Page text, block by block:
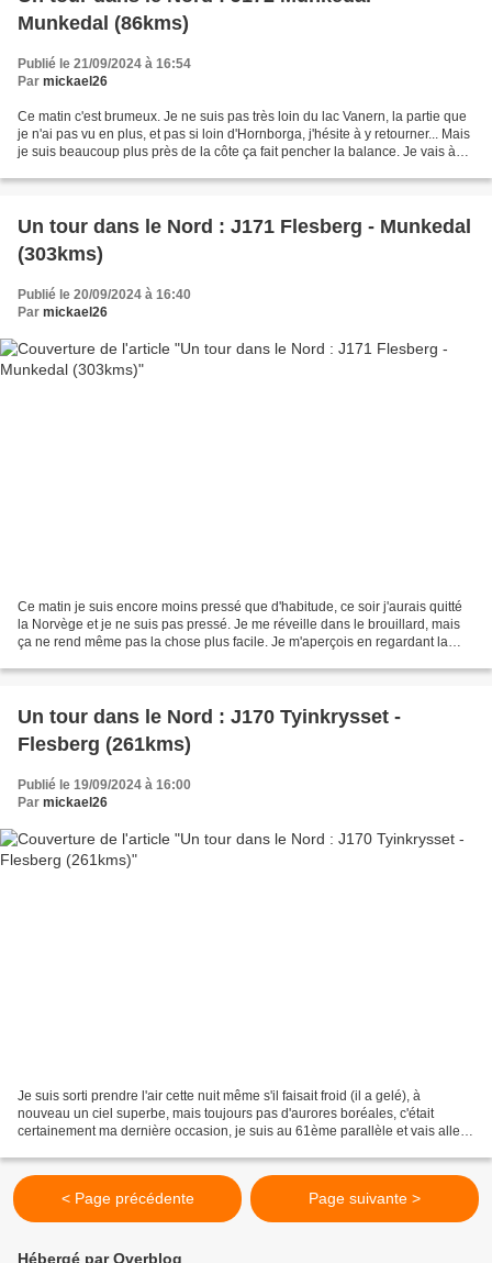
Munkedal (86kms)
Publié le 21/09/2024 à 16:54
Par mickael26
Ce matin c'est brumeux. Je ne suis pas très loin du lac Vanern, la partie que
je n'ai pas vu en plus, et pas si loin d'Hornborga, j'hésite à y retourner... Mais
je suis beaucoup plus près de la côte ça fait pencher la balance. Je vais à
Un tour dans le Nord : J171 Flesberg - Munkedal
(303kms)
Publié le 20/09/2024 à 16:40
Par mickael26
Ce matin je suis encore moins pressé que d'habitude, ce soir j'aurais quitté
la Norvège et je ne suis pas pressé. Je me réveille dans le brouillard, mais
ça ne rend même pas la chose plus facile. Je m'aperçois en regardant la
Un tour dans le Nord : J170 Tyinkrysset -
Flesberg (261kms)
Publié le 19/09/2024 à 16:00
Par mickael26
Je suis sorti prendre l'air cette nuit même s'il faisait froid (il a gelé), à
nouveau un ciel superbe, mais toujours pas d'aurores boréales, c'était
certainement ma dernière occasion, je suis au 61ème parallèle et vais aller
< Page précédente Page suivante >
Hébergé par Overblog